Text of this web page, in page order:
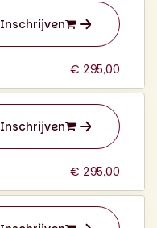
Inschrijven
€ 295,00
Inschrijven
€ 295,00